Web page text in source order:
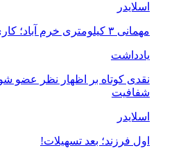
اسلایدر
مهمانی ۳ کیلومتری خرم آباد؛ کاری بزرگ با چند نقد کوچک
یادداشت
نقدی کوتاه بر اظهار نظر عضو
شفافیت
اسلایدر
اول فرزند؛ بعد تسهیلات!